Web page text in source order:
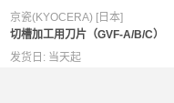
京瓷(KYOCERA) [日本]
切槽加工用刀片（GVF-A/B/C）
发货日: 当天起